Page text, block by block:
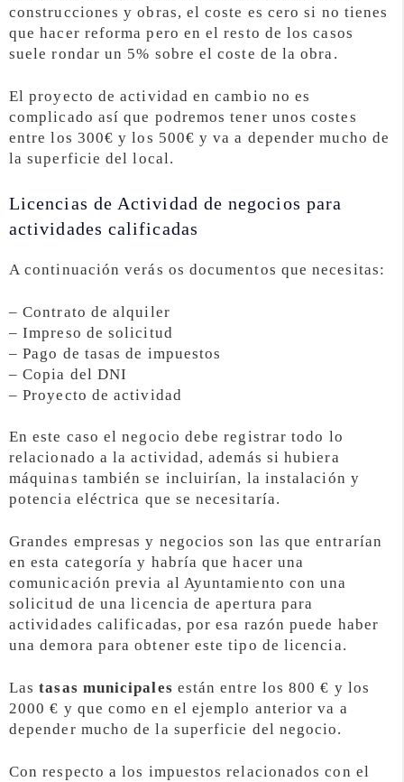
construcciones y obras, el coste es cero si no tienes
que hacer reforma pero en el resto de los casos
suele rondar un 5% sobre el coste de la obra.
El proyecto de actividad en cambio no es
complicado así que podremos tener unos costes
entre los 300€ y los 500€ y va a depender mucho de
la superficie del local.
Licencias de Actividad de negocios para
actividades calificadas
A continuación verás os documentos que necesitas:
– Contrato de alquiler
– Impreso de solicitud
– Pago de tasas de impuestos
– Copia del DNI
– Proyecto de actividad
En este caso el negocio debe registrar todo lo
relacionado a la actividad, además si hubiera
máquinas también se incluirían, la instalación y
potencia eléctrica que se necesitaría.
Grandes empresas y negocios son las que entrarían
en esta categoría y habría que hacer una
comunicación previa al Ayuntamiento con una
solicitud de una licencia de apertura para
actividades calificadas, por esa razón puede haber
una demora para obtener este tipo de licencia.
Lastasas municipales están entre los 800 € y los
2000 € y que como en el ejemplo anterior va a
depender mucho de la superficie del negocio.
Con respecto a los impuestos relacionados con el